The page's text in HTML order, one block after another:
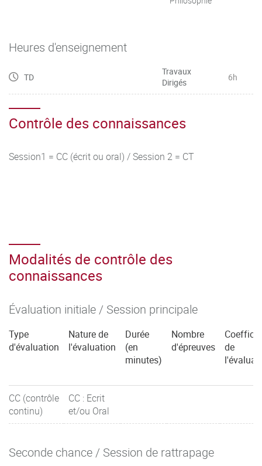
Heures d'enseignement
TD
Travaux
Dirigés
6h
Contrôle des connaissances
Session1 = CC (écrit ou oral) / Session 2 = CT
Modalités de contrôle des
connaissances
Évaluation initiale / Session principale
Type
d'évaluation
Nature de
l'évaluation
Durée
(en
minutes)
Nombre
d'épreuves
de
CC (contrôle
continu)
CC : Ecrit
et/ou Oral
Seconde chance / Session de rattrapage